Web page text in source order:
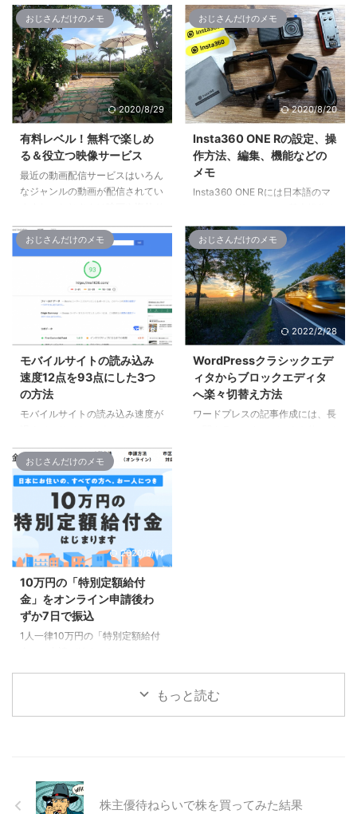
おじさんだけのメモ
2020/8/29
有料レベル！無料で楽しめ
る＆役立つ映像サービス
最近の動画配信サービスはいろん
なジャンルの動画が配信されてい
ビデオやU-NEXTで観ています。
それとこういったコンテンツとは
ちょっと違った映像や、作業や勉
強などに役立つ配信するサービス
を利用しているので紹介します。
迫力あるアクションスポーツ映像
が見もの！ 「Red Bull TV」は、
ない、コンテンツを配信していま
す。アクションスポーツやモータ
ースポーツ、ミュージックやダン
スカルチャー、ゲーム関連動画な
おじさんだけのメモ
2020/8/20
Insta360 ONE Rの設定、操
作方法、編集、機能などの
メモ
Insta360 ONE Rには日本語のマ
設定の仕方、編集方法など、自分
が見やすいようにメモしておきま
す。 Insta360 ONE Rの設定、操
作方法、編集、機能 参考：
Insta360 GOの設定、操作方法、
編集、機能などのメモ Insta360
ONE Rの基本操作 電源オン/オフ
電源オン➔カメラの電源が切れて
源を入れる。電源オフ➔スタンバ
イモードで電源ボタンを2秒間長
押し。スタンバイモードでは、電
源ボタンを押して消灯/タッチス
おじさんだけのメモ
2020/8/5
モバイルサイトの読み込み
速度12点を93点にした3つ
の方法
モバイルサイトの読み込み速度が
測ってみたら12点とかなり低い結
果だったので、いろいろと改善し
サイトを高速化して93点まで上
げることができました。まぁ点数
上げるだけでアクセスが増えるわ
けじゃないですが、表示速度は検
索順位に影響したり、スピードが
遅いと見る人のストレスにもなっ
す。そこでおじさんのような素人
にでも簡単にできる改善・高速化
を試してみました。やったことは
3つだけです。 サイト改善前のペ
おじさんだけのメモ
2022/2/28
WordPressクラシックエデ
ィタからブロックエディタ
へ楽々切替え方法
ワードプレスの記事作成には、長
おじさんだけのメモ
2020/8/14
10万円の「特別定額給付
金」をオンライン申請後わ
ずか7日で振込
1人一律10万円の「特別定額給付
の「特別定額給付金」をオンライ
ン申請しました 「新型コロナウ
金」の申請が開始され、5月中旬
には支給が開始される予定です。
申込みは郵送とオンライン、（一
もっと読む
株主優待ねらいで株を買ってみた結果